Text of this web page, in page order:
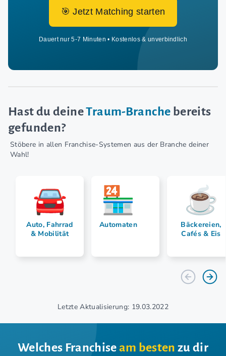
🎯 Jetzt Matching starten
Dauert nur 5-7 Minuten • Kostenlos & unverbindlich
Hast du deineTraum-Branche bereits
gefunden?
Stöbere in allen Franchise-Systemen aus der Branche deiner
Wahl!
Auto, Fahrrad
& Mobilität
Automaten
Bäckereien,
Cafés & Eis
Letzte Aktualisierung: 19.03.2022
Welches Franchiseam besten zu dir